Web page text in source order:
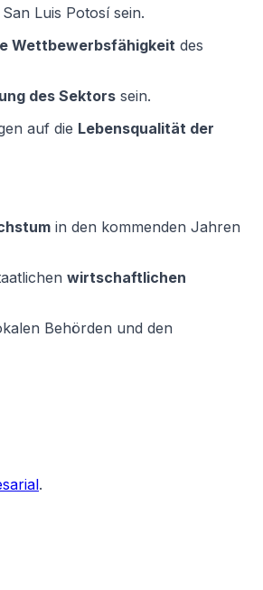
Luis Potosí sein.
Wettbewerbsfähigkeit des
des Sektors sein.
auf die Lebensqualität der
in den kommenden Jahren
wirtschaftlichen
Behörden und den
.